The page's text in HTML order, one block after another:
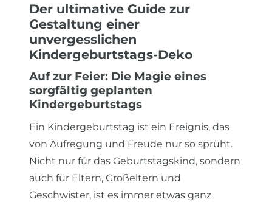
Der ultimative Guide zur
Gestaltung einer
unvergesslichen
Kindergeburtstags-Deko
Auf zur Feier: Die Magie eines
sorgfältig geplanten
Kindergeburtstags
Ein Kindergeburtstag ist ein Ereignis, das
von Aufregung und Freude nur so sprüht.
Nicht nur für das Geburtstagskind, sondern
auch für Eltern, Großeltern und
Geschwister, ist es immer etwas ganz